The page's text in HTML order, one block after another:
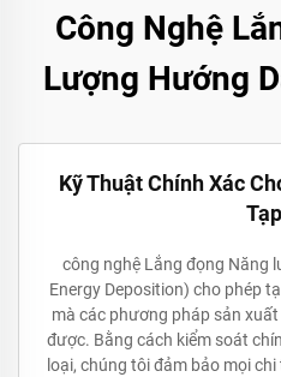
Công Nghệ
Lượng Hướng
Kỹ Thuật Chính Xác
công nghệ Lắng đọng Năng
Energy Deposition) cho phép
mà các phương pháp sản
được. Bằng cách kiểm soát
loại, chúng tôi đảm bảo mọi